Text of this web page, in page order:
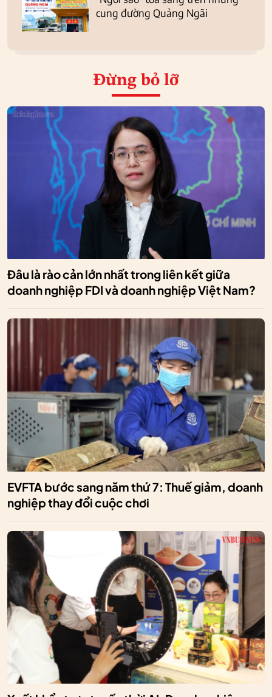
cung đường Quảng Ngãi
Đừng bỏ lỡ
Đâu là rào cản lớn nhất trong liên kết giữa
doanh nghiệp FDI và doanh nghiệp Việt Nam?
EVFTA bước sang năm thứ 7: Thuế giảm, doanh
nghiệp thay đổi cuộc chơi